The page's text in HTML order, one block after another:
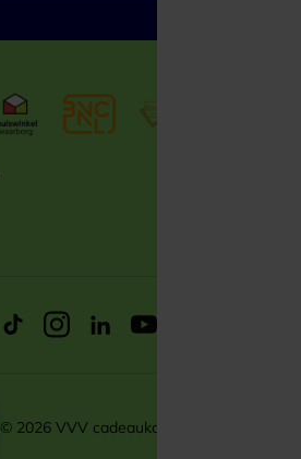
© 2026 VVV cadeaukaarten